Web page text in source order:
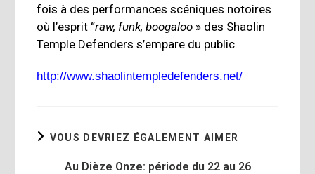
fois à des performances scéniques notoires
où l’esprit “raw, funk, boogaloo » des Shaolin
Temple Defenders s’empare du public.
http://www.shaolintempledefenders.net/
VOUS DEVRIEZ ÉGALEMENT AIMER
Au Dièze Onze: période du 22 au 26